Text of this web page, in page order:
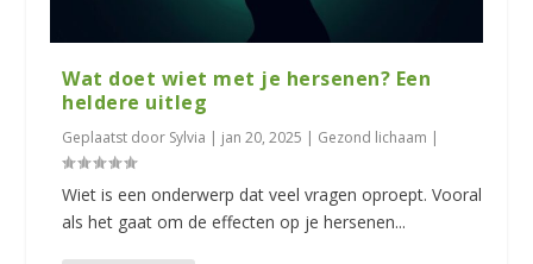
Wat doet wiet met je hersenen? Een
heldere uitleg
Geplaatst door Sylvia | jan 20, 2025 | Gezond lichaam |
Wiet is een onderwerp dat veel vragen oproept. Vooral
als het gaat om de effecten op je hersenen...